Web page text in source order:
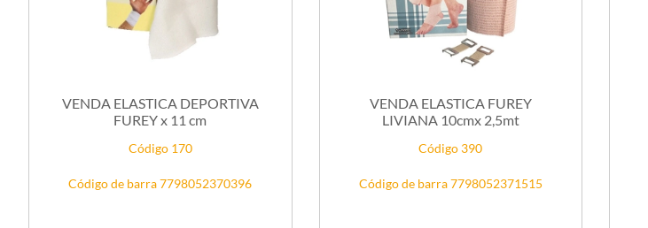
VENDA ELASTICA DEPORTIVA
FUREY x 11 cm
Código 170
Código de barra 7798052370396
VENDA ELASTICA FUREY
LIVIANA 10cmx 2,5mt
Código 390
Código de barra 7798052371515